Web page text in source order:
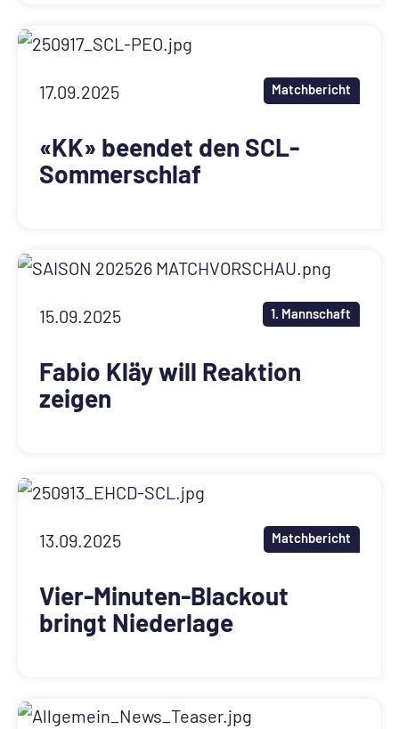
17.09.2025 Matchbericht
«KK» beendet den SCL-
Sommerschlaf
15.09.2025 1. Mannschaft
Fabio Kläy will Reaktion
zeigen
13.09.2025 Matchbericht
Vier-Minuten-Blackout
bringt Niederlage